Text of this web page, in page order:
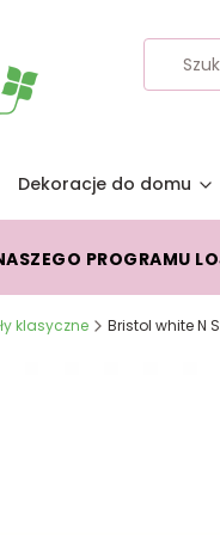
Dekoracje do domu
PROGRAMU
klasyczne Bristol white N